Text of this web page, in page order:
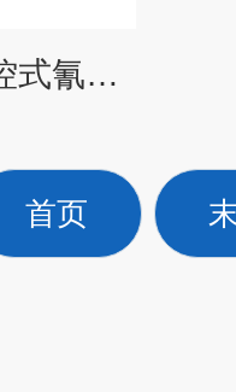
YST400K-HCN遥控式氰化氢报警仪
首页